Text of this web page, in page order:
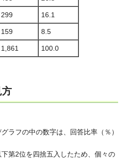
299 16.1
159 8.5
1,861 100.0
方
ラフの中の数字は、回答比率（％）
第2位を四捨五入したため、個々の